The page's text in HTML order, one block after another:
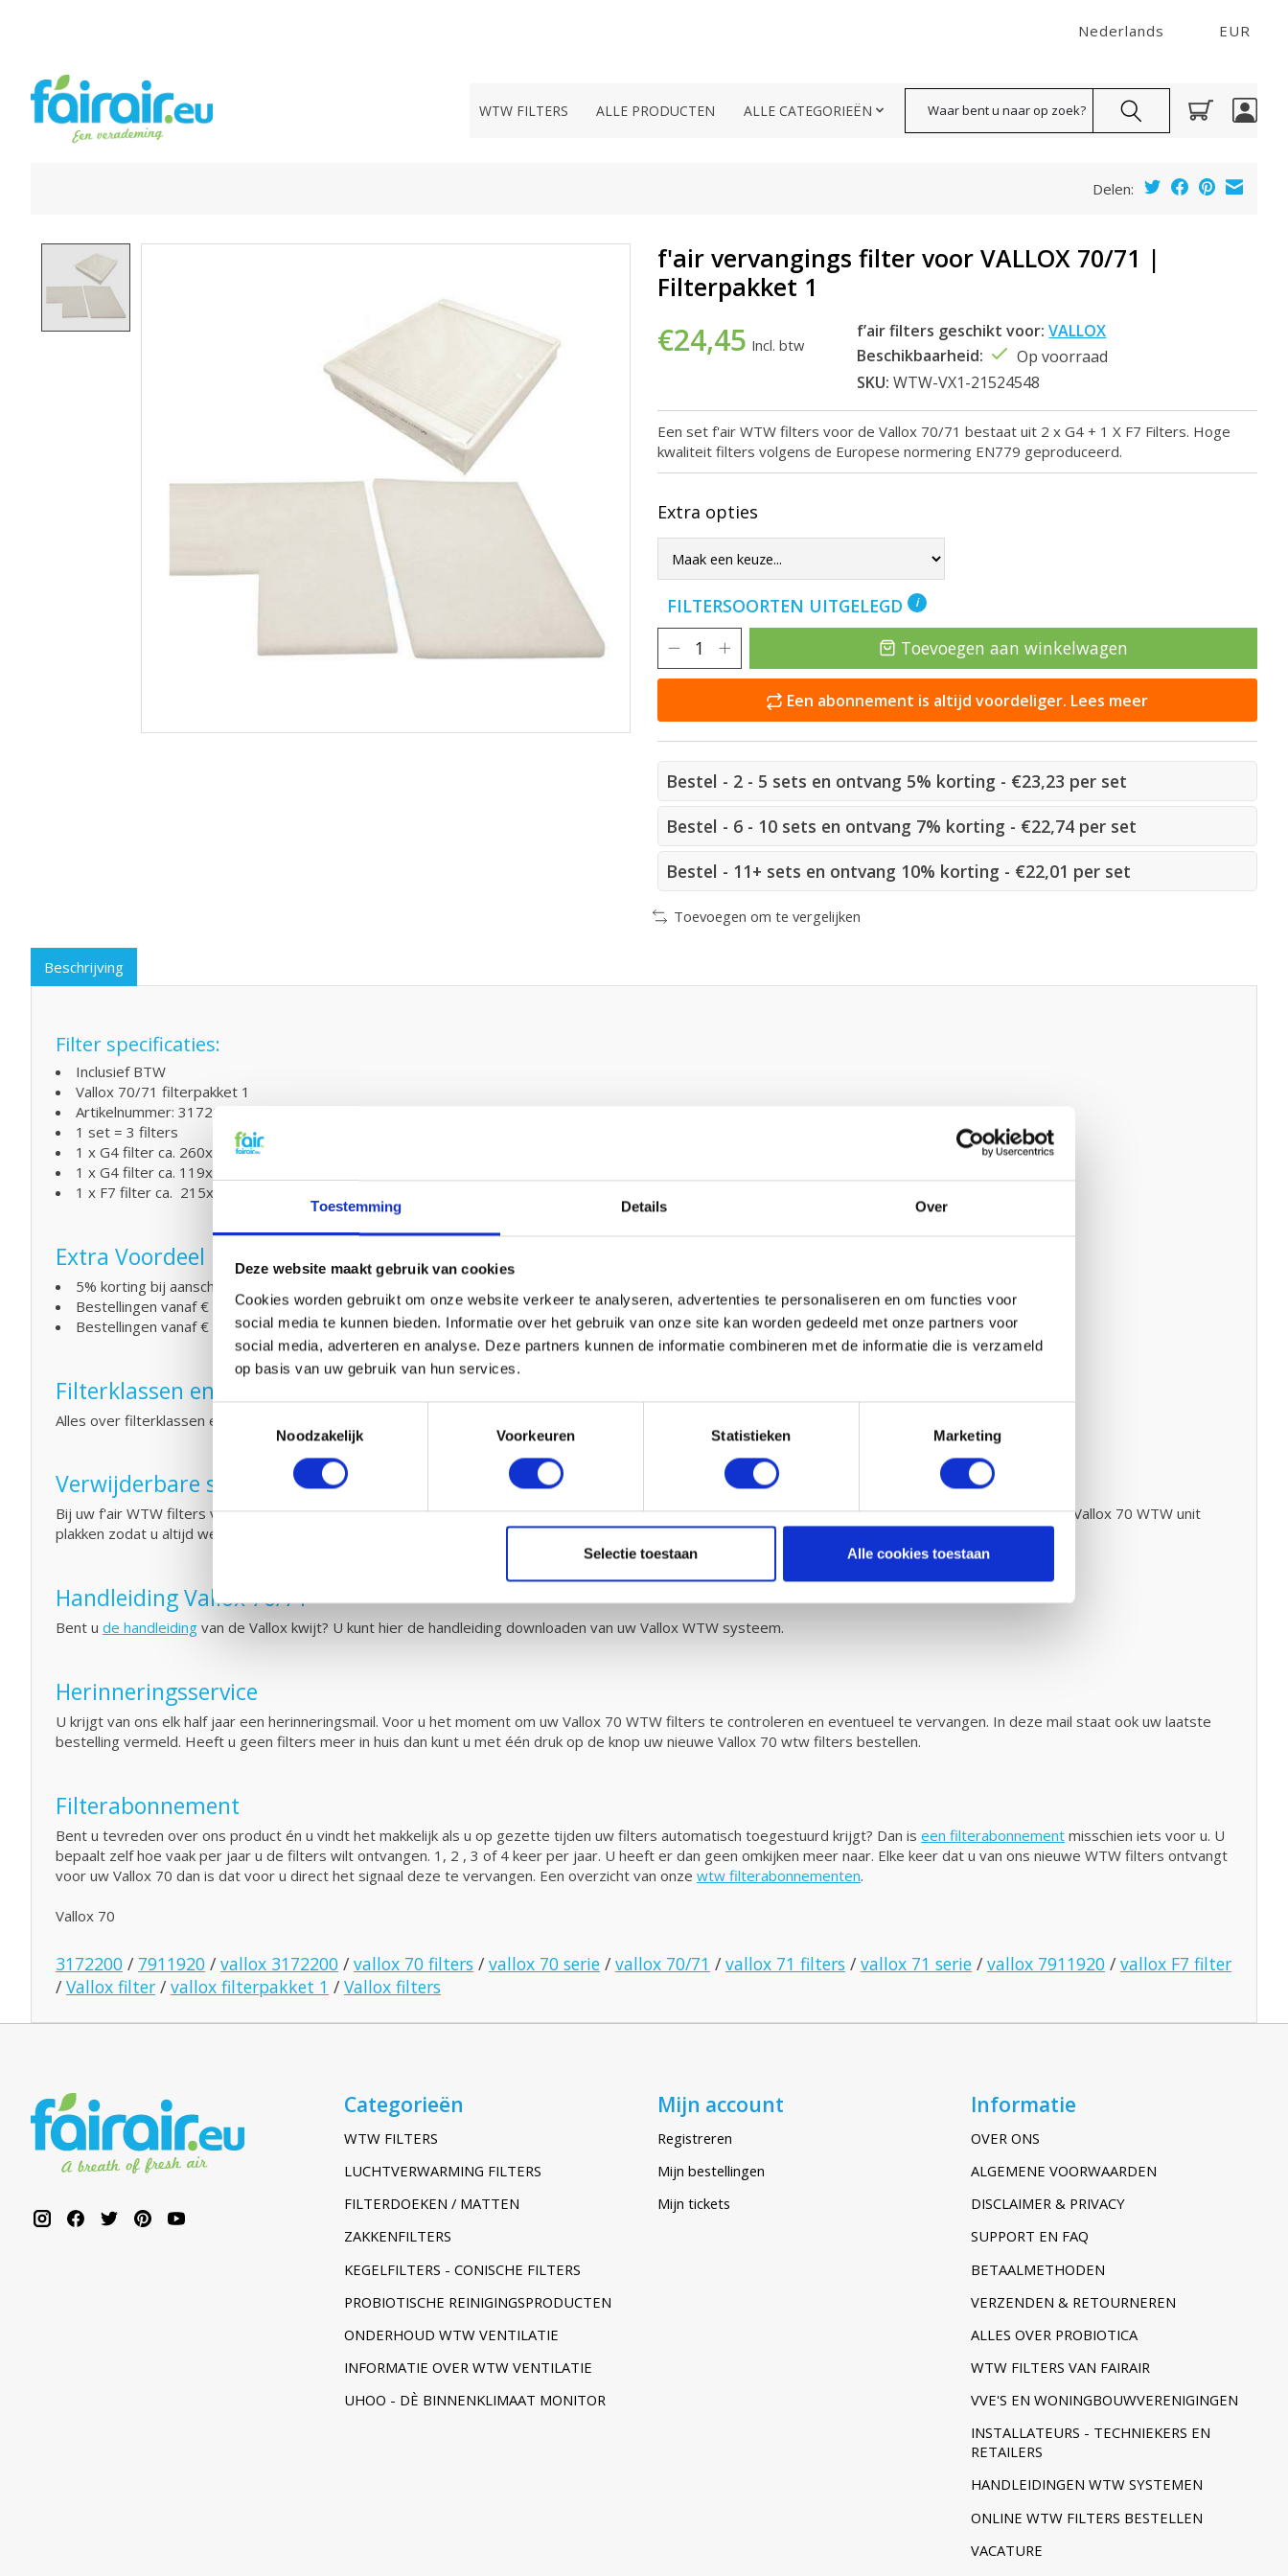
Toestemming Details Over
Deze website maakt gebruik van cookies
Cookies worden gebruikt om onze website verkeer te analyseren, advertenties te personaliseren en om functies voor
social media te kunnen bieden. Informatie over het gebruik van onze site kan worden gedeeld met onze partners voor
social media, adverteren en analyse. Deze partners kunnen de informatie combineren met de informatie die is verzameld
op basis van uw gebruik van hun services.
Noodzakelijk
Voorkeuren Statistieken Marketing
Selectie toestaan Alle cookies toestaan
Nederlands EUR
WTW FILTERS ALLE PRODUCTEN ALLE CATEGORIEËN
Delen:
f'air vervangings filter voor VALLOX 70/71 |
Filterpakket 1
€24,45 Incl. btw
f’air filters geschikt voor: VALLOX
Beschikbaarheid:
Op voorraad
SKU: WTW-VX1-21524548
Een set f'air WTW filters voor de Vallox 70/71 bestaat uit 2 x G4 + 1 X F7 Filters. Hoge
kwaliteit filters volgens de Europese normering EN779 geproduceerd.
Extra opties
FILTERSOORTEN UITGELEGD i
Toevoegen aan winkelwagen
Een abonnement is altijd voordeliger. Lees meer
Bestel - 2 - 5 sets en ontvang 5% korting - €23,23 per set
Bestel - 6 - 10 sets en ontvang 7% korting - €22,74 per set
Bestel - 11+ sets en ontvang 10% korting - €22,01 per set
Toevoegen om te vergelijken
Beschrijving
Filter specificaties:
Inclusief BTW
Vallox 70/71 filterpakket 1
Artikelnummer: 3172200 / 7911920
1 set = 3 filters
1 x G4 filter ca. 260x260x15 mm
1 x G4 filter ca. 119x260x15 mm
1 x F7 filter ca. 215x 245x 48 mm
Extra Voordeel
5% korting bij aanschaf van 2 of meer producten
Bestellingen vanaf € 50,- geen verzendkosten (NL)
Bestellingen vanaf € 75,- geen verzendkosten (BE)
Filterklassen en normeringen
Alles over filterklassen en normeringen. Het verschil tussen G4 en F7. lees hier alles over
Verwijderbare sticker
Bij uw f'air WTW filters van fairair krijgt u een handige sticker bijgeleverd waarop uw het type en merk van uw WTW filter staat. Deze sticker kunt u op uw Vallox 70 WTW unit
plakken zodat u altijd weet welke filters u moet bestellen. Wel zo handig dat u daarna nooit meer de verkeerde filters bestelt.
Handleiding Vallox 70/71
Bent u de handleiding van de Vallox kwijt? U kunt hier de handleiding downloaden van uw Vallox WTW systeem.
Herinneringsservice
U krijgt van ons elk half jaar een herinneringsmail. Voor u het moment om uw Vallox 70 WTW filters te controleren en eventueel te vervangen. In deze mail staat ook uw laatste
bestelling vermeld. Heeft u geen filters meer in huis dan kunt u met één druk op de knop uw nieuwe Vallox 70 wtw filters bestellen.
Filterabonnement
Bent u tevreden over ons product én u vindt het makkelijk als u op gezette tijden uw filters automatisch toegestuurd krijgt? Dan is een filterabonnement misschien iets voor u. U
bepaalt zelf hoe vaak per jaar u de filters wilt ontvangen. 1, 2 , 3 of 4 keer per jaar. U heeft er dan geen omkijken meer naar. Elke keer dat u van ons nieuwe WTW filters ontvangt
voor uw Vallox 70 dan is dat voor u direct het signaal deze te vervangen. Een overzicht van onze wtw filterabonnementen.
Vallox 70
3172200 / 7911920 / vallox 3172200 / vallox 70 filters / vallox 70 serie / vallox 70/71 / vallox 71 filters / vallox 71 serie / vallox 7911920 / vallox F7 filter
/ Vallox filter / vallox filterpakket 1 / Vallox filters
Categorieën
WTW FILTERS
LUCHTVERWARMING FILTERS
FILTERDOEKEN / MATTEN
ZAKKENFILTERS
KEGELFILTERS - CONISCHE FILTERS
PROBIOTISCHE REINIGINGSPRODUCTEN
ONDERHOUD WTW VENTILATIE
INFORMATIE OVER WTW VENTILATIE
UHOO - DÈ BINNENKLIMAAT MONITOR
Mijn account
Registreren
Mijn bestellingen
Mijn tickets
Informatie
OVER ONS
ALGEMENE VOORWAARDEN
DISCLAIMER & PRIVACY
SUPPORT EN FAQ
BETAALMETHODEN
VERZENDEN & RETOURNEREN
ALLES OVER PROBIOTICA
WTW FILTERS VAN FAIRAIR
VVE'S EN WONINGBOUWVERENIGINGEN
INSTALLATEURS - TECHNIEKERS EN
RETAILERS
HANDLEIDINGEN WTW SYSTEMEN
ONLINE WTW FILTERS BESTELLEN
VACATURE